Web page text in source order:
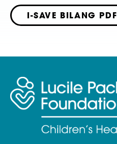
I-SAVE BILANG PDF